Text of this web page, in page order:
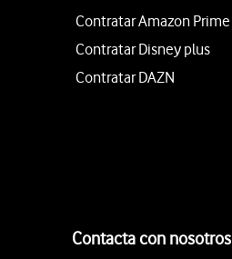
Contratar Amazon Prime
Contratar Disney plus
Contratar DAZN
Contacta con nosotros